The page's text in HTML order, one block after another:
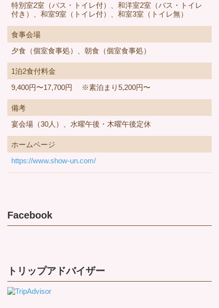
特別室2室（バス・トイレ付）、和洋室2室（バス・トイレ
付き）、和室9室（トイレ付）、和室3室（トイレ無）
食事会場
夕食（個室食事処）、朝食（個室食事処）
1泊2食付料金
9,400円〜17,700円 ※素泊まり5,200円〜
備考
宴会場（30人）、水曜午後・木曜午後定休
ホームページ
https://www.show-un.com/
Facebook
トリップアドバイザー